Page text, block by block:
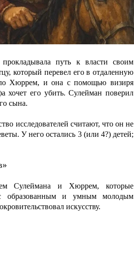
путь к власти своим
который перевел его в отдаленную
Хюррем, и она с помощью визиря
хочет его убить. Сулейман поверил
сына.
исследователей считают, что он не
У него остались 3 (или 4?) детей;
Сулеймана и Хюррем, которые
образованным и умным молодым
искусству.